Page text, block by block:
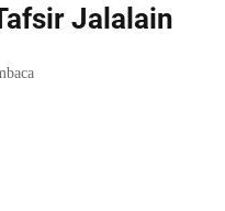
Jalalain